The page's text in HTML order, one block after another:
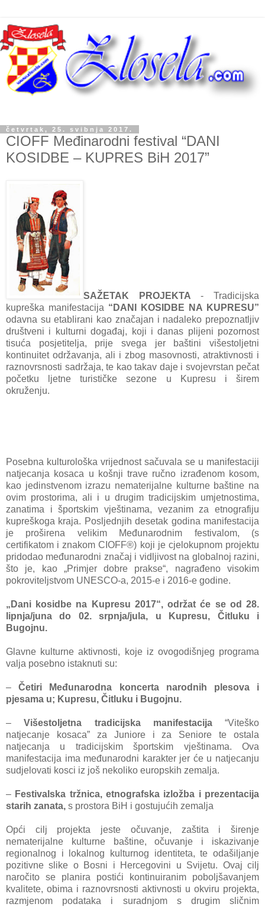
četvrtak, 25. svibnja 2017.
CIOFF Međinarodni festival “DANI
KOSIDBE – KUPRES BiH 2017”
SAŽETAK PROJEKTA - Tradicijska
kupreška manifestacija “DANI KOSIDBE NA KUPRESU”
odavna su etablirani kao značajan i nadaleko prepoznatljiv
društveni i kulturni događaj, koji i danas plijeni pozornost
tisuća posjetitelja, prije svega jer baštini višestoljetni
kontinuitet održavanja, ali i zbog masovnosti, atraktivnosti i
raznovrsnosti sadržaja, te kao takav daje i svojevrstan pečat
početku ljetne turističke sezone u Kupresu i širem
okruženju.
Posebna kulturološka vrijednost sačuvala se u manifestaciji
natjecanja kosaca u košnji trave ručno izrađenom kosom,
kao jedinstvenom izrazu nematerijalne kulturne baštine na
ovim prostorima, ali i u drugim tradicijskim umjetnostima,
zanatima i športskim vještinama, vezanim za etnografiju
kupreškoga kraja. Posljednjih desetak godina manifestacija
je proširena velikim Međunarodnim festivalom, (s
certifikatom i znakom CIOFF®) koji je cjelokupnom projektu
pridodao međunarodni značaj i vidljivost na globalnoj razini,
što je, kao „Primjer dobre prakse“, nagrađeno visokim
pokroviteljstvom UNESCO-a, 2015-e i 2016-e godine.
„Dani kosidbe na Kupresu 2017“, održat će se od 28.
lipnja/juna do 02. srpnja/jula, u Kupresu, Čitluku i
Bugojnu.
Glavne kulturne aktivnosti, koje iz ovogodišnjeg programa
valja posebno istaknuti su:
– Četiri Međunarodna koncerta narodnih plesova i
pjesama u; Kupresu, Čitluku i Bugojnu.
–Višestoljetna tradicijska manifestacija“Viteško
natjecanje kosaca” za Juniore i za Seniore te ostala
natjecanja u tradicijskim športskim vještinama. Ova
manifestacija ima međunarodni karakter jer će u natjecanju
sudjelovati kosci iz još nekoliko europskih zemalja.
– Festivalska tržnica, etnografska izložba i prezentacija
starih zanata, s prostora BiH i gostujućih zemalja
Opći cilj projekta jeste očuvanje, zaštita i širenje
nematerijalne kulturne baštine, očuvanje i iskazivanje
regionalnog i lokalnog kulturnog identiteta, te odašiljanje
pozitivne slike o Bosni i Hercegovini u Svijetu. Ovaj cilj
naročito se planira postići kontinuiranim poboljšavanjem
kvalitete, obima i raznovrsnosti aktivnosti u okviru projekta,
razmjenom podataka i suradnjom s drugim sličnim